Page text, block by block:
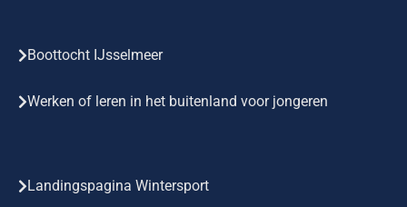
Boottocht IJsselmeer
Werken of leren in het buitenland voor jongeren
Landingspagina Wintersport